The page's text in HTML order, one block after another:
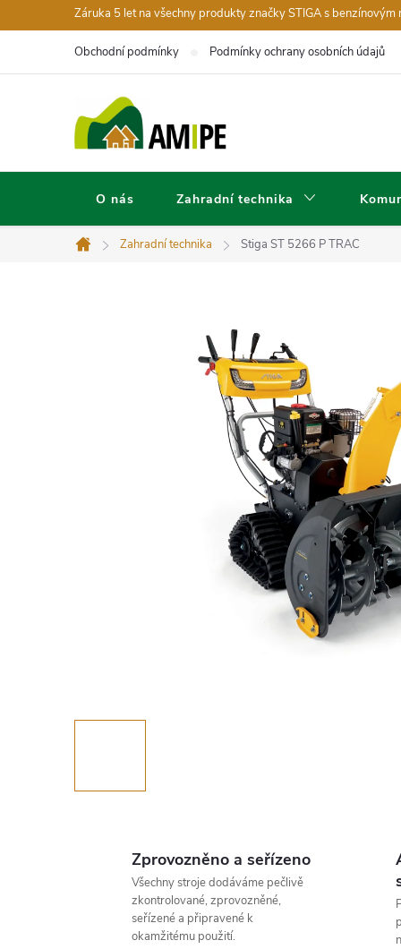
na
Záruka 5 let na všechny produkty značky STIGA s benzínovým
Obchodní podmínky Podmínky ochrany osobních údajů
O nás Zahradní technika
Domů
Zahradní technika Stiga ST 5266 P TRAC
Zprovozněno a seřízeno
Všechny stroje dodáváme pečlivě
zkontrolované, zprovozněné,
seřízené a připravené k
okamžitému použití.